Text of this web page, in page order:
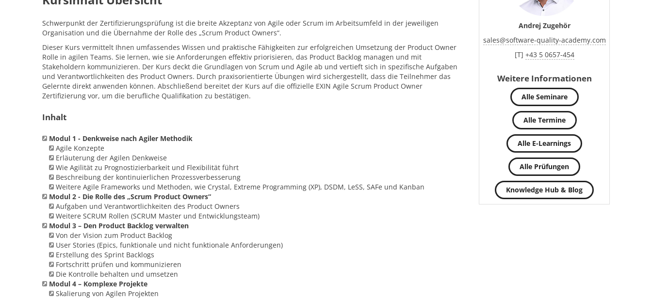
Schwerpunkt der Zertifizierungsprüfung ist die breite Akzeptanz von Agile oder Scrum im Arbeitsumfeld in der jeweiligen
Organisation und die Übernahme der Rolle des „Scrum Product Owners“.
Dieser Kurs vermittelt Ihnen umfassendes Wissen und praktische Fähigkeiten zur erfolgreichen Umsetzung der Product Owner
Rolle in agilen Teams. Sie lernen, wie sie Anforderungen effektiv priorisieren, das Product Backlog managen und mit
Stakeholdern kommunizieren. Der Kurs deckt die Grundlagen von Scrum und Agile ab und vertieft sich in spezifische Aufgaben
und Verantwortlichkeiten des Product Owners. Durch praxisorientierte Übungen wird sichergestellt, dass die Teilnehmer das
Gelernte direkt anwenden können. Abschließend bereitet der Kurs auf die offizielle EXIN Agile Scrum Product Owner
Zertifizierung vor, um die berufliche Qualifikation zu bestätigen.
Inhalt
Modul 1 - Denkweise nach Agiler Methodik
Agile Konzepte
Erläuterung der Agilen Denkweise
Wie Agilität zu Prognostizierbarkeit und Flexibilität führt
Beschreibung der kontinuierlichen Prozessverbesserung
Weitere Agile Frameworks und Methoden, wie Crystal, Extreme Programming (XP), DSDM, LeSS, SAFe und Kanban
Modul 2 - Die Rolle des „Scrum Product Owners“
Aufgaben und Verantwortlichkeiten des Product Owners
Weitere SCRUM Rollen (SCRUM Master und Entwicklungsteam)
Modul 3 – Den Product Backlog verwalten
Von der Vision zum Product Backlog
User Stories (Epics, funktionale und nicht funktionale Anforderungen)
Erstellung des Sprint Backlogs
Fortschritt prüfen und kommunizieren
Die Kontrolle behalten und umsetzen
Modul 4 – Komplexe Projekte
Skalierung von Agilen Projekten
Andrej Zugehör
sales@software-quality-academy.com
[T] +43 5 0657-454
Weitere Informationen
Alle Seminare
Alle Termine
Alle E-Learnings
Alle Prüfungen
Knowledge Hub & Blog